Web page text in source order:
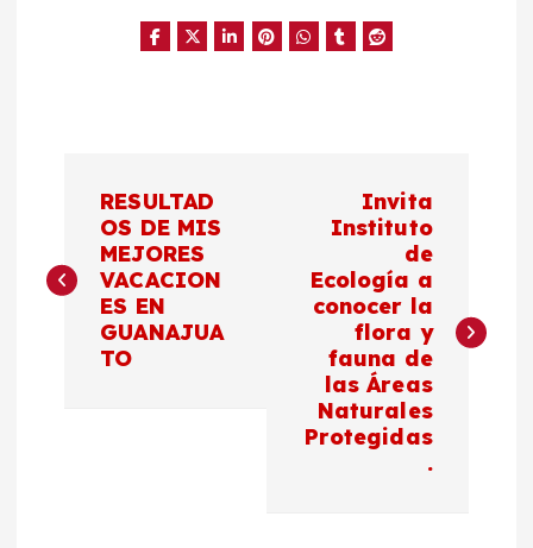
v
RESULTAD
OS DE MIS
MEJORES
VACACION
ES EN
GUANAJUA
TO
Invita
Instituto
de
Ecología a
conocer la
flora y
fauna de
las Áreas
Naturales
Protegidas
.